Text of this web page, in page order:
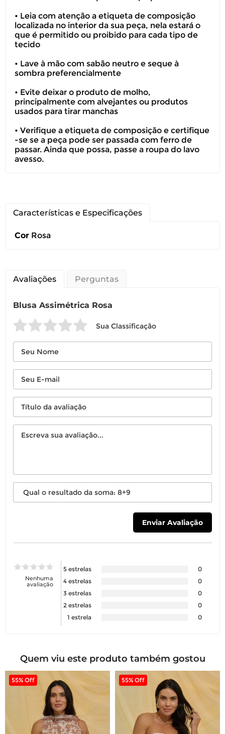
Você pode devolver este
produto gratuitamente.
recebimento do produto, para solicitar
a troca ou devolução caso seu produto
esteja sem uso.
É importante revisar as
políticas de
• Leia com atenção a etiqueta de composição
localizada no interior da sua peça, nela estará o
que é permitido ou proibido para cada tipo de
tecido
• Lave à mão com sabão neutro e seque à
sombra preferencialmente
• Evite deixar o produto de molho,
principalmente com alvejantes ou produtos
usados para tirar manchas
• Verifique a etiqueta de composição e certifique
-se se a peça pode ser passada com ferro de
passar. Ainda que possa, passe a roupa do lavo
avesso.
Características e Especificações
Cor Rosa
Avaliações Perguntas
Blusa Assimétrica Rosa
Sua Classificação
Nenhuma
avaliação
5 estrelas
0
4 estrelas
0
3 estrelas
0
2 estrelas
0
1 estrela
0
Quem viu este produto também gostou
55% Off 55% Off